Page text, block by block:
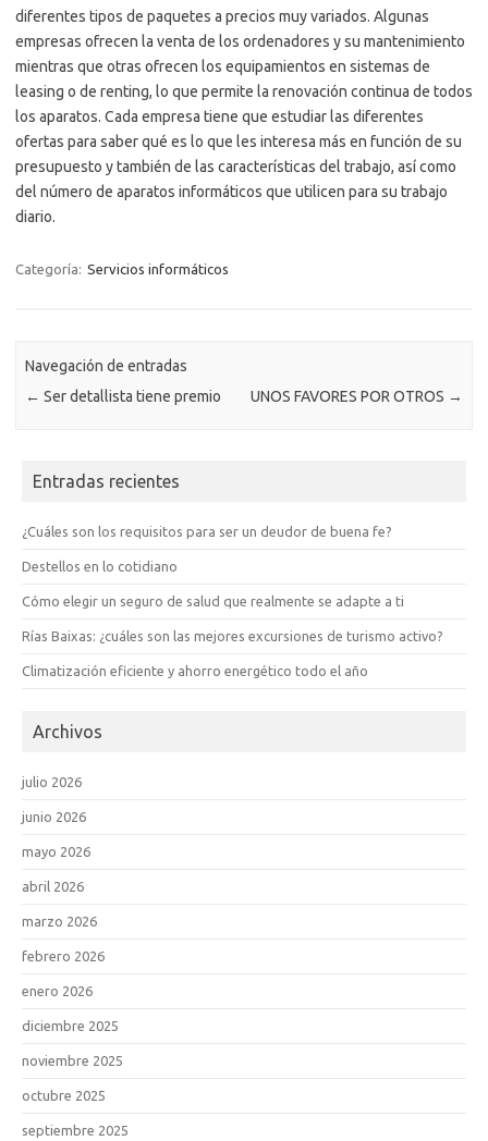
diferentes tipos de paquetes a precios muy variados. Algunas
empresas ofrecen la venta de los ordenadores y su mantenimiento
mientras que otras ofrecen los equipamientos en sistemas de
leasing o de renting, lo que permite la renovación continua de todos
los aparatos. Cada empresa tiene que estudiar las diferentes
ofertas para saber qué es lo que les interesa más en función de su
presupuesto y también de las características del trabajo, así como
del número de aparatos informáticos que utilicen para su trabajo
diario.
Categoría: Servicios informáticos
Navegación de entradas
← Ser detallista tiene premio UNOS FAVORES POR OTROS →
Entradas recientes
¿Cuáles son los requisitos para ser un deudor de buena fe?
Destellos en lo cotidiano
Cómo elegir un seguro de salud que realmente se adapte a ti
Rías Baixas: ¿cuáles son las mejores excursiones de turismo activo?
Climatización eficiente y ahorro energético todo el año
Archivos
julio 2026
junio 2026
mayo 2026
abril 2026
marzo 2026
febrero 2026
enero 2026
diciembre 2025
noviembre 2025
octubre 2025
septiembre 2025